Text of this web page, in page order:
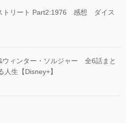
トリート Part2:1976 感想 ダイス
ウィンター・ソルジャー 全6話まと
生【Disney+】